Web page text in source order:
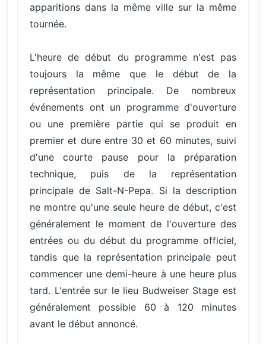
apparitions dans la même ville sur la même
tournée.
L'heure de début du programme n'est pas
toujours la même que le début de la
représentation principale. De nombreux
événements ont un programme d'ouverture
ou une première partie qui se produit en
premier et dure entre 30 et 60 minutes, suivi
d'une courte pause pour la préparation
technique, puis de la représentation
principale de Salt-N-Pepa. Si la description
ne montre qu'une seule heure de début, c'est
généralement le moment de l'ouverture des
entrées ou du début du programme officiel,
tandis que la représentation principale peut
commencer une demi-heure à une heure plus
tard. L'entrée sur le lieu Budweiser Stage est
généralement possible 60 à 120 minutes
avant le début annoncé.